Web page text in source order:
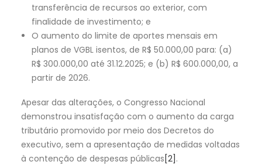
transferência de recursos ao exterior, com
finalidade de investimento; e
O aumento do limite de aportes mensais em
planos de VGBL isentos, de R$ 50.000,00 para: (a)
R$ 300.000,00 até 31.12.2025; e (b) R$ 600.000,00, a
partir de 2026.
Apesar das alterações, o Congresso Nacional
demonstrou insatisfação com o aumento da carga
tributário promovido por meio dos Decretos do
executivo, sem a apresentação de medidas voltadas
à contenção de despesas públicas [2] .